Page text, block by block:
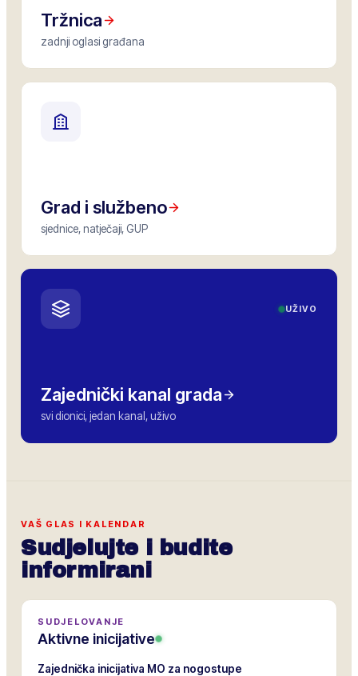
Tržnica
zadnji oglasi građana
Grad i službeno
sjednice, natječaji, GUP
UŽIVO
Zajednički kanal grada
svi dionici, jedan kanal, uživo
VAŠ GLAS I KALENDAR
Sudjelujte i budite
informirani
SUDJELOVANJE
Aktivne inicijative
Zajednička inicijativa MO za nogostupe